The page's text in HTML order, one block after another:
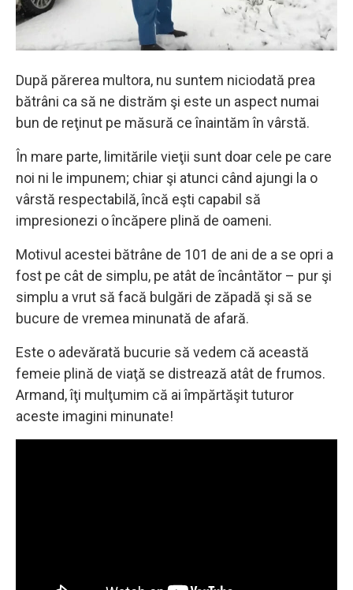
După părerea multora, nu suntem niciodată prea
bătrâni ca să ne distrăm şi este un aspect numai
bun de reţinut pe măsură ce înaintăm în vârstă.
În mare parte, limitările vieţii sunt doar cele pe care
noi ni le impunem; chiar şi atunci când ajungi la o
vârstă respectabilă, încă eşti capabil să
impresionezi o încăpere plină de oameni.
Motivul acestei bătrâne de 101 de ani de a se opri a
fost pe cât de simplu, pe atât de încântător – pur şi
simplu a vrut să facă bulgări de zăpadă şi să se
bucure de vremea minunată de afară.
Este o adevărată bucurie să vedem că această
femeie plină de viaţă se distrează atât de frumos.
Armand, îţi mulţumim că ai împărtăşit tuturor
aceste imagini minunate!